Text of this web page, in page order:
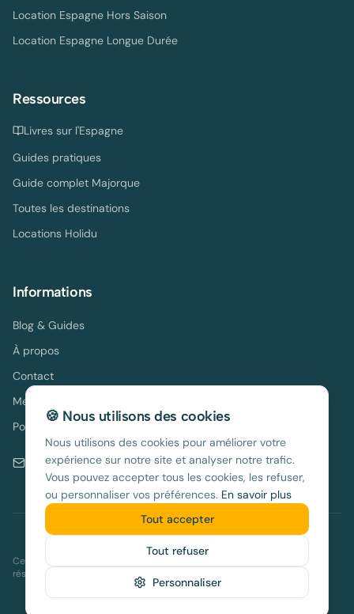
Location Espagne Hors Saison
Location Espagne Longue Durée
Ressources
Livres sur l'Espagne
Guides pratiques
Guide complet Majorque
Toutes les destinations
Locations Holidu
Informations
Blog & Guides
À propos
Contact
Mentions légales
Politique de confidentialité
contact@location-espagne.com
location-espagne.com. Tous droits réservés.
Ce site contient des liens d'affiliation vers notre partenaire Holidu. En
réservant via nos liens, vous nous aidez à maintenir ce guide gratuit.
🍪 Nous utilisons des cookies
Nous utilisons des cookies pour améliorer votre
expérience sur notre site et analyser notre trafic.
Vous pouvez accepter tous les cookies, les refuser,
ou personnaliser vos préférences. En savoir plus
Personnaliser
Tout refuser
Tout accepter